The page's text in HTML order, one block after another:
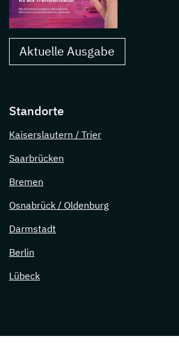
Aktuelle Ausgabe
Standorte
Kaiserslautern / Trier
Saarbrücken
Bremen
Osnabrück / Oldenburg
Darmstadt
Berlin
Lübeck